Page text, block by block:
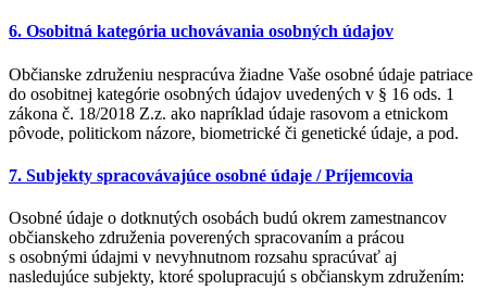
6. Osobitná kategória uchovávania osobných údajov
Občianske združeniu nespracúva žiadne Vaše osobné údaje patriace
do osobitnej kategórie osobných údajov uvedených v § 16 ods. 1
zákona č. 18/2018 Z.z. ako napríklad údaje rasovom a etnickom
pôvode, politickom názore, biometrické či genetické údaje, a pod.
7. Subjekty spracovávajúce osobné údaje / Príjemcovia
Osobné údaje o dotknutých osobách budú okrem zamestnancov
občianskeho združenia poverených spracovaním a prácou
s osobnými údajmi v nevyhnutnom rozsahu spracúvať aj
nasledujúce subjekty, ktoré spolupracujú s občianskym združením: